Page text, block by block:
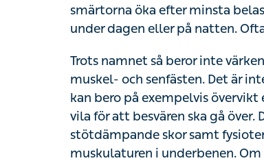
belastning, du kan också få ont i
dröjer det flera dagar innan
Trots namnet så beror inte värken
och senfästen. Det är inte helt
exempelvis övervikt eller
ska gå över. Det kan också vara
för bra träningsteknik och
dessa åtgärder hjälper kan det bli